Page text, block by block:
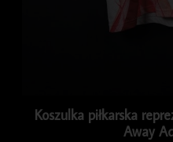
Koszulka piłkarska
Away